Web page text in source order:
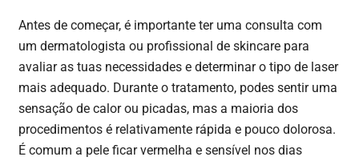
Antes de começar, é importante ter uma consulta com
um dermatologista ou profissional de skincare para
avaliar as tuas necessidades e determinar o tipo de laser
mais adequado. Durante o tratamento, podes sentir uma
sensação de calor ou picadas, mas a maioria dos
procedimentos é relativamente rápida e pouco dolorosa.
É comum a pele ficar vermelha e sensível nos dias